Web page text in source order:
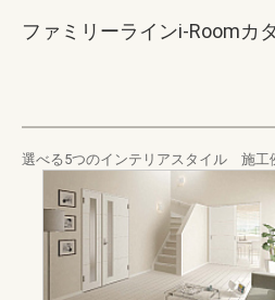
ファミリーラインi-Roomカ
選べる5つのインテリアスタイル 施工